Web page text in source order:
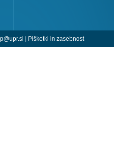
| Piškotki in zasebnost